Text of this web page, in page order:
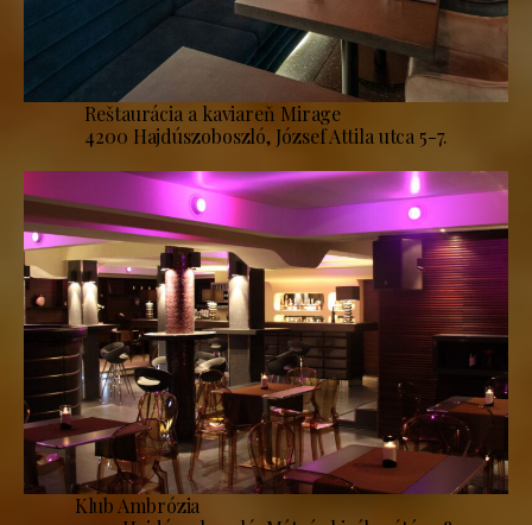
Reštaurácia a kaviareň Mirage
4200 Hajdúszoboszló, József Attila utca 5-7.
Klub Ambrózia